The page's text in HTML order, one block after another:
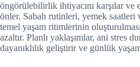
öngörülebilirlik ihtiyacını karşılar ve
önler. Sabah rutinleri, yemek
temel yaşam ritimlerinin
azaltır. Planlı yaklaşımlar, ani stres
dayanıklılık geliştirir ve günlük